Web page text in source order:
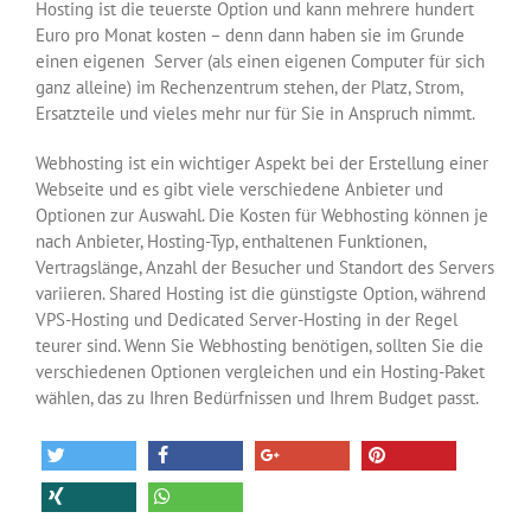
Hosting ist die teuerste Option und kann mehrere hundert
Euro pro Monat kosten – denn dann haben sie im Grunde
einen eigenen Server (als einen eigenen Computer für sich
ganz alleine) im Rechenzentrum stehen, der Platz, Strom,
Ersatzteile und vieles mehr nur für Sie in Anspruch nimmt.
Webhosting ist ein wichtiger Aspekt bei der Erstellung einer
Webseite und es gibt viele verschiedene Anbieter und
Optionen zur Auswahl. Die Kosten für Webhosting können je
nach Anbieter, Hosting-Typ, enthaltenen Funktionen,
Vertragslänge, Anzahl der Besucher und Standort des Servers
variieren. Shared Hosting ist die günstigste Option, während
VPS-Hosting und Dedicated Server-Hosting in der Regel
teurer sind. Wenn Sie Webhosting benötigen, sollten Sie die
verschiedenen Optionen vergleichen und ein Hosting-Paket
wählen, das zu Ihren Bedürfnissen und Ihrem Budget passt.